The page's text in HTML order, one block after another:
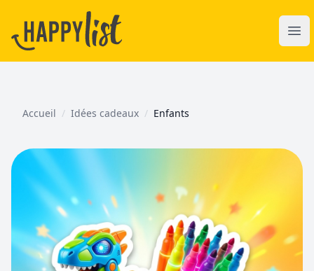
Happylist
Accueil / Idées cadeaux / Enfants